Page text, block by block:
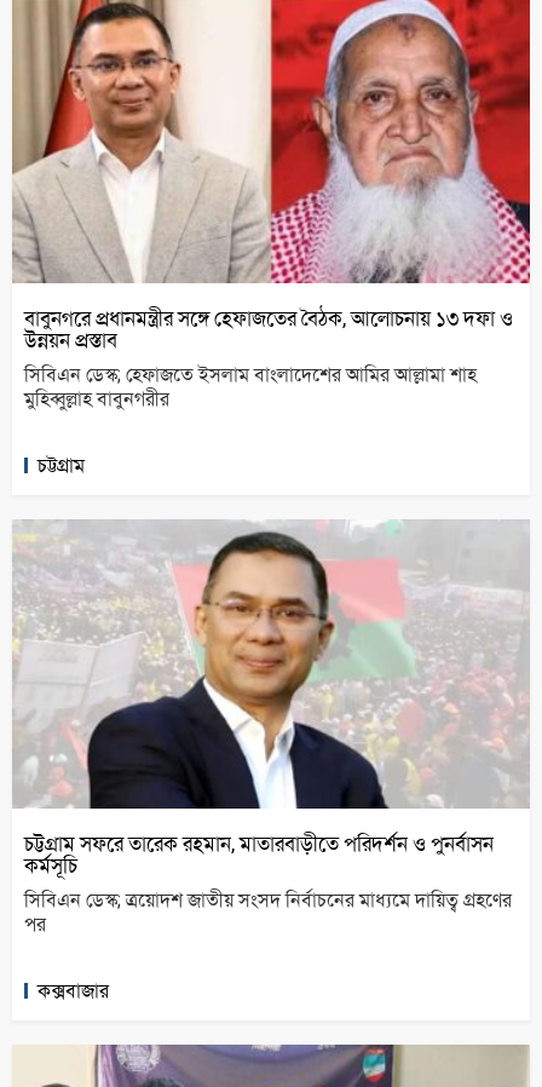
বাবুনগরে প্রধানমন্ত্রীর সঙ্গে হেফাজতের বৈঠক, আলোচনায় ১৩ দফা ও
উন্নয়ন প্রস্তাব
সিবিএন ডেস্ক; হেফাজতে ইসলাম বাংলাদেশের আমির আল্লামা শাহ
মুহিব্বুল্লাহ বাবুনগরীর
চট্টগ্রাম
চট্টগ্রাম সফরে তারেক রহমান, মাতারবাড়ীতে পরিদর্শন ও পুনর্বাসন
কর্মসূচি
সিবিএন ডেস্ক; ত্রয়োদশ জাতীয় সংসদ নির্বাচনের মাধ্যমে দায়িত্ব গ্রহণের
পর
কক্সবাজার